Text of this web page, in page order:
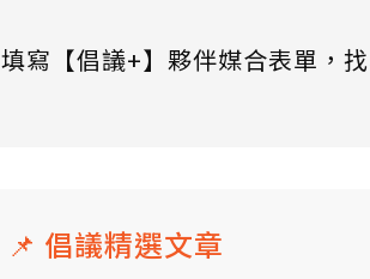
填寫【倡議+】夥伴媒合表單，
📌 倡議精選文章